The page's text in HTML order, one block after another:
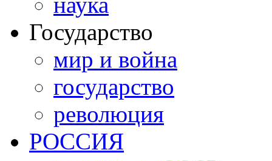
Государство
мир и война
государство
революция
РОССИЯ